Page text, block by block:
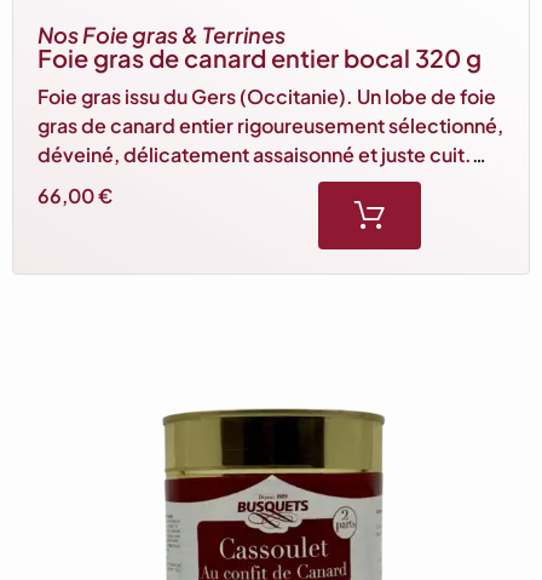
Nos Foie gras & Terrines
Foie gras de canard entier bocal 320 g
Foie gras issu du Gers (Occitanie). Un lobe de foie
gras de canard entier rigoureusement sélectionné,
déveiné, délicatement assaisonné et juste cuit.
Souple et des plus savoureux. Idéal pour 6/7
personnes.
66,00€